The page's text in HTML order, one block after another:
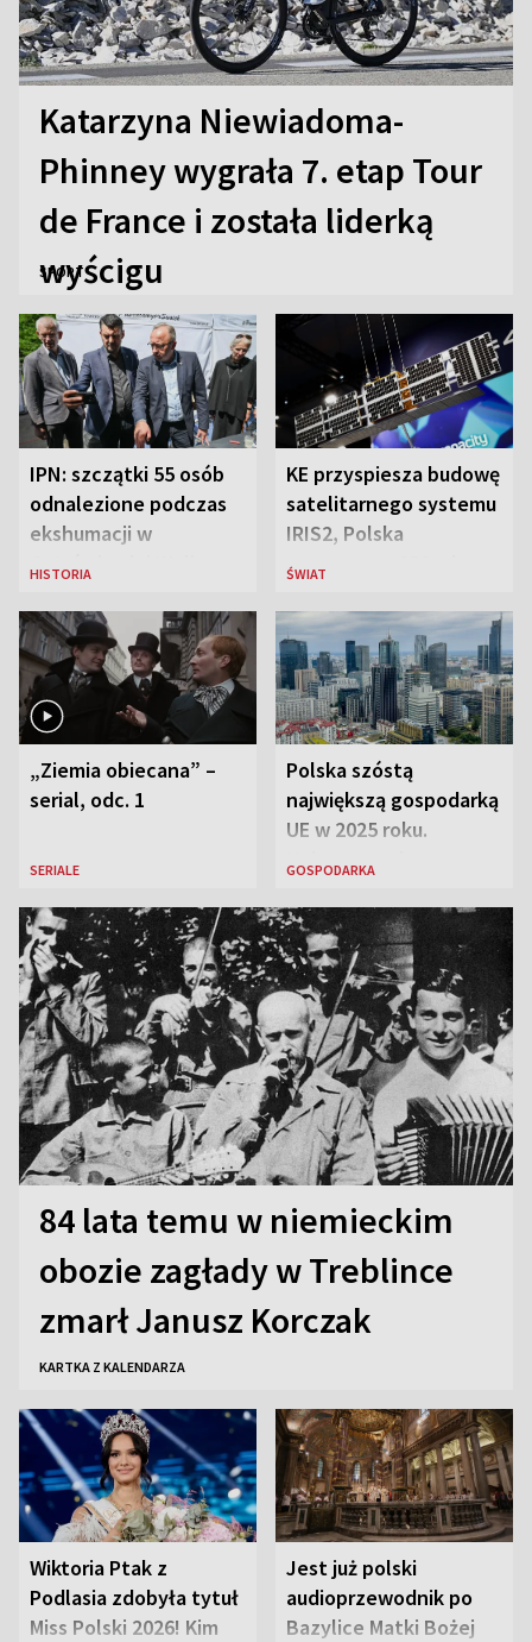
Katarzyna Niewiadoma-
Phinney wygrała 7. etap Tour
de France i została liderką
wyścigu
SPORT
IPN: szczątki 55 osób
odnalezione podczas
ekshumacji w
Ostrówkach i Woli
HISTORIA
KE przyspiesza budowę
satelitarnego systemu
IRIS2, Polska
przeznaczy 656 mln
ŚWIAT
„Ziemia obiecana” –
serial, odc. 1
SERIALE
Polska szóstą
największą gospodarką
UE w 2025 roku.
Najnowsze dane
GOSPODARKA
84 lata temu w niemieckim
obozie zagłady w Treblince
zmarł Janusz Korczak
KARTKA Z KALENDARZA
Wiktoria Ptak z
Podlasia zdobyła tytuł
Miss Polski 2026! Kim
Jest już polski
audioprzewodnik po
Bazylice Matki Bożej